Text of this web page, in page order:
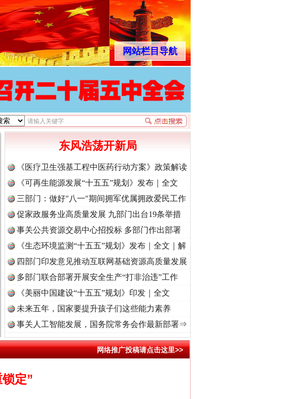
网站栏目导航
⑧加强纪律..·[视频]牢记初心使命 奋进复兴征程丨“转折之城”激荡..
东风浩荡开新局
《医疗卫生强基工程中医药行动方案》政策解读
《可再生能源发展“十五五”规划》发布｜全文
三部门：做好"八一"期间拥军优属拥政爱民工作
促家政服务业高质量发展 九部门出台19条举措
事关公共资源交易中心招投标 多部门作出部署
《生态环境监测“十五五”规划》发布｜全文｜解
读
四部门印发意见推动互联网基础资源高质量发展
多部门联合部署开展安全生产“打非治违”工作
《美丽中国建设“十五五”规划》印发｜全文
未来五年，国家要提升孩子们这些能力素养
事关人工智能发展，国务院常务会作最新部署⇒
网络推广投稿请点击这里>>
定”